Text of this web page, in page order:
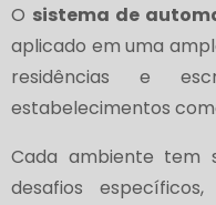
O sistema de
aplicado em uma
residências e
estabelecimentos
Cada ambiente tem
desafios